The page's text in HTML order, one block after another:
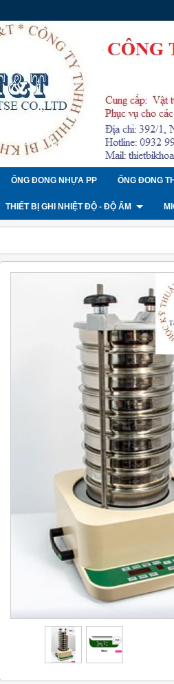
ỐNG ĐONG NHỰA PP ỐNG ĐONG
THIẾT BỊ GHI NHIỆT ĐỘ - ĐỘ ẨM